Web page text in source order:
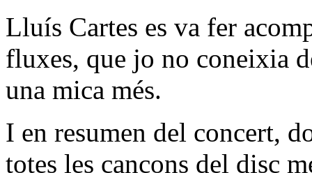
Lluís Cartes es va fer
fluxes, que jo no coneixia
una mica més.
I en resumen del concert,
totes les cançons del disc